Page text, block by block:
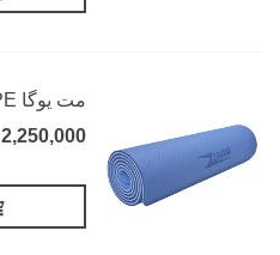
مت یوگا TPE ضخامت 8 میل ZEETAK
2,250,000 تومان